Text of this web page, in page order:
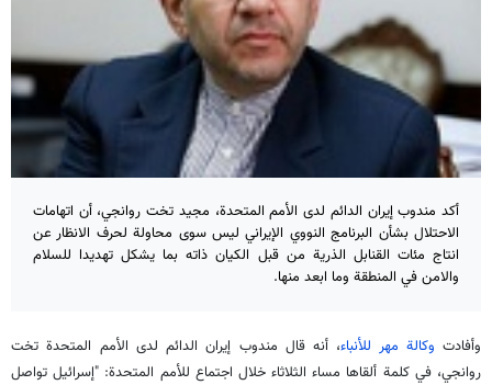
أكد مندوب إيران الدائم لدى الأمم المتحدة، مجيد تخت روانجي، أن اتهامات
الاحتلال بشأن البرنامج النووي الإيراني ليس سوى محاولة لحرف الانظار عن
انتاج مئات القنابل الذرية من قبل الكيان ذاته بما يشكل تهديدا للسلام
والامن في المنطقة وما ابعد منها.
وأفادت وكالة مهر للأنباء، أنه قال مندوب إيران الدائم لدى الأمم المتحدة تخت
روانجي، في كلمة ألقاها مساء الثلاثاء خلال اجتماع للأمم المتحدة: "إسرائيل تواصل